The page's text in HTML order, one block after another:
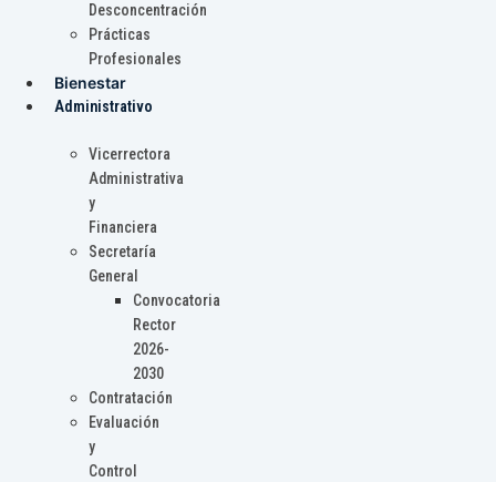
Desconcentración
Prácticas
Profesionales
Bienestar
Administrativo
Vicerrectora
Administrativa
y
Financiera
Secretaría
General
Convocatoria
Rector
2026-
2030
Contratación
Evaluación
y
Control